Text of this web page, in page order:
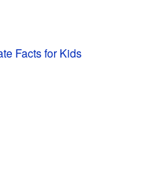
Facts for Kids